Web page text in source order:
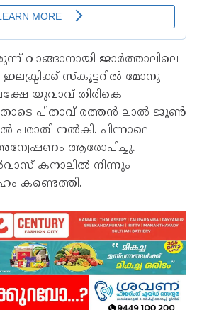
വാങ്ങാനായി ജാര്‍ത്താലിലെ
ഇലക്ട്രിക്ക് സ്‌കൂട്ടറില്‍ മോനു
പക്ഷേ യുവാവ് തിരികെ
ഇതോടെ പിതാവ് രത്തന്‍ ലാല്‍ ജൂണ്‍
പരാതി നൽകി. പിന്നാലെ
ആരോപിച്ചു.
കനാലില്‍ നിന്നും
കണ്ടെത്തി.